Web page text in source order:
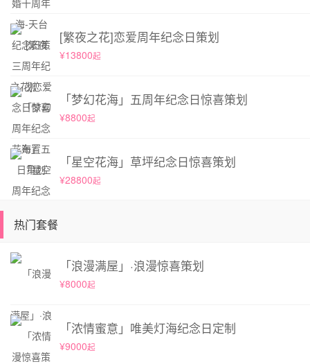
[繁夜之花]恋爱周年纪念日策划
¥13800起
「梦幻花海」五周年纪念日惊喜策划
¥8800起
「星空花海」草坪纪念日惊喜策划
¥28800起
热门套餐
「浪漫满屋」·浪漫惊喜策划
¥8000起
「浓情蜜意」唯美灯海纪念日定制
¥9000起